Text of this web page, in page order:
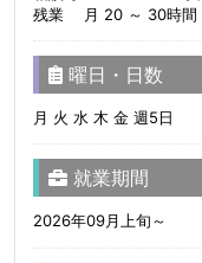
残業 月 20 ～ 30時間
曜日・日数
月 火 水 木 金 週5日
就業期間
2026年09月上旬～